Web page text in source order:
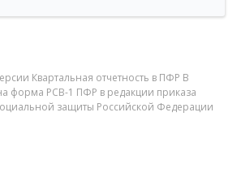
Квартальная отчетность в ПФР В
форма РСВ-1 ПФР в редакции приказа
защиты Российской Федерации